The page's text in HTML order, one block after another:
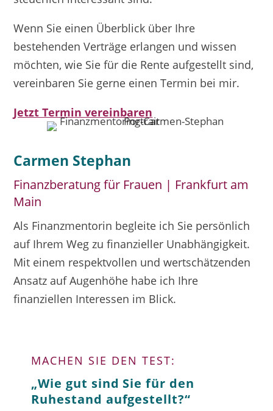
Wenn Sie einen Überblick über Ihre
bestehenden Verträge erlangen und wissen
möchten, wie Sie für die Rente aufgestellt sind,
vereinbaren Sie gerne einen Termin bei mir.
Jetzt Termin vereinbaren
Carmen Stephan
Finanzberatung für Frauen | Frankfurt am
Main
Als Finanzmentorin begleite ich Sie persönlich
auf Ihrem Weg zu finanzieller Unabhängigkeit.
Mit einem respektvollen und wertschätzenden
Ansatz auf Augenhöhe habe ich Ihre
finanziellen Interessen im Blick.
MACHEN SIE DEN TEST:
„Wie gut sind Sie für den
Ruhestand aufgestellt?“